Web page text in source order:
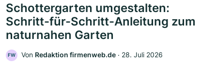
Schottergarten umgestalten:
Schritt-für-Schritt-Anleitung zum
naturnahen Garten
FW Von Redaktion firmenweb.de ‧ 28. Juli 2026